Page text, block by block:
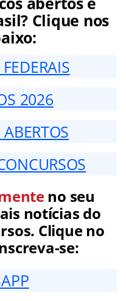
Clique nos
2026
no seu
notícias do
Clique no
se: